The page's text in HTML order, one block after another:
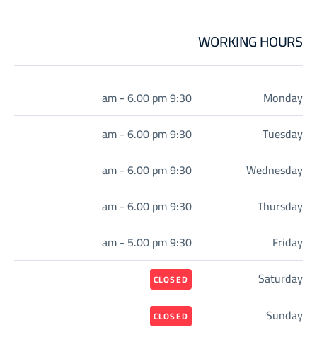
WORKING HOURS
Monday
9:30 am - 6.00 pm
Tuesday
9:30 am - 6.00 pm
Wednesday
9:30 am - 6.00 pm
Thursday
9:30 am - 6.00 pm
Friday
9:30 am - 5.00 pm
Saturday
CLOSED
Sunday
CLOSED